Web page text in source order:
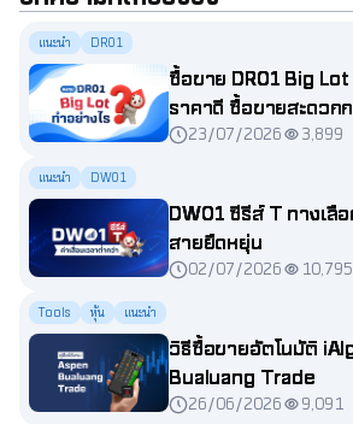
แนะนำ DR01
ซื้อขาย DR01 Big
ราคาดี ซื้อขายสะดวก
23/07/2026 3,899
แนะนำ DW01
DW01 ซีรีส์ T ทางเลื
สายยืดหยุ่น
02/07/2026 10,795
Tools หุ้น แนะนำ
วิธีซื้อขายอัตโนมัติ
Bualuang Trade
26/06/2026 9,091